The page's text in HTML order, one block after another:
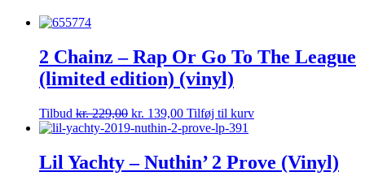
2 Chainz – Rap Or Go To The League
(limited edition) (vinyl)
Tilbud kr.229,00 kr. 139,00 Tilføj til kurv
Lil Yachty – Nuthin’ 2 Prove (Vinyl)